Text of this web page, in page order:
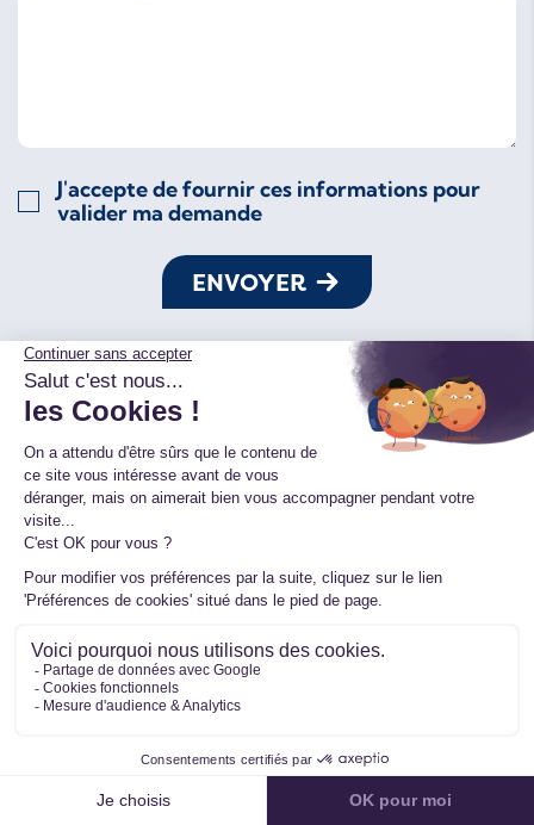
J'accepte de fournir ces informations pour
valider ma demande
ENVOYER
Suivez-nous sur les réseaux
Suivez nos actualités